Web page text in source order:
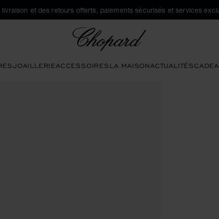
livraison et des retours offerts, paiements sécurisés et services
JOAILLERIEACCESSOIRESLA MAISONACTUALITÉS